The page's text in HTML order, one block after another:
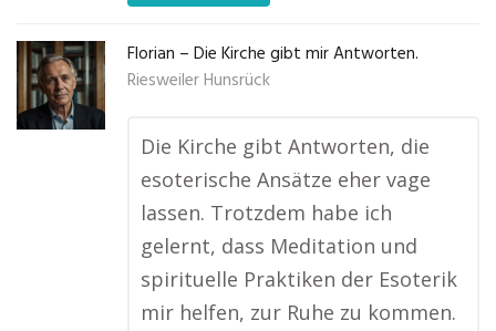
Florian – Die Kirche gibt mir Antworten.
Riesweiler Hunsrück
Die Kirche gibt Antworten, die
esoterische Ansätze eher vage
lassen. Trotzdem habe ich
gelernt, dass Meditation und
spirituelle Praktiken der Esoterik
mir helfen, zur Ruhe zu kommen.